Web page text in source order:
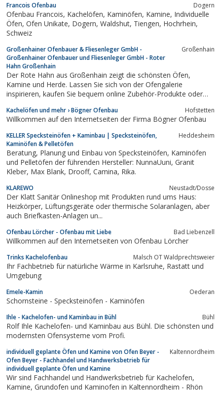
wird gewährleistet.
Francois Ofenbau Dogern
Ofenbau Francois, Kachelöfen, Kaminöfen, Kamine, Individuelle
Öfen, Ofen Unikate, Dogern, Waldshut, Tiengen, Hochrhein,
Schweiz
Großenhainer Ofenbauer & Fliesenleger GmbH -
Großenhainer Ofenbauer und Fliesenleger GmbH - Roter
Hahn Großenhain
Großenhain
Der Rote Hahn aus Großenhain zeigt die schönsten Öfen,
Kamine und Herde. Lassen Sie sich von der Ofengalerie
inspirieren, kaufen Sie bequem online Zubehör-Produkte oder
der Firma Großenhainer Ofenbauer & Fliesenleger GmbH aus
01558 Großenhain. Wir zeigen die...
Kachelöfen und mehr › Bögner Ofenbau Hofstetten
Willkommen auf den Internetseiten der Firma Bögner Ofenbau
KELLER Specksteinöfen + Kaminbau | Specksteinöfen,
Kaminöfen & Pelletöfen
Heddesheim
Beratung, Planung und Einbau von Specksteinöfen, Kaminöfen
und Pelletöfen der führenden Hersteller: NunnaUuni, Granit
Kleber, Max Blank, Drooff, Camina, Rika.
KLAREWO Neustadt/Dosse
Der Klatt Sanitär Onlineshop mit Produkten rund ums Haus:
Heizkörper, Lüftungsgeräte oder thermische Solaranlagen, aber
auch Briefkasten-Anlagen un...
Ofenbau Lörcher - Ofenbau mit Liebe Bad Liebenzell
Willkommen auf den Internetseiten von Ofenbau Lörcher
Trinks Kachelofenbau Malsch OT Waldprechtsweier
Ihr Fachbetrieb für natürliche Wärme in Karlsruhe, Rastatt und
Umgebung
Emele-Kamin Oederan
Schornsteine - Specksteinöfen - Kaminöfen
Ihle - Kachelofen- und Kaminbau in Bühl Bühl
Rolf Ihle Kachelofen- und Kaminbau aus Bühl. Die schönsten und
modernsten Ofensysteme vom Profi.
individuell geplante Öfen und Kamine von Ofen Beyer -
Ofen Beyer - Fachhandel und Handwerksbetrieb für
individuell geplante Öfen und Kamine
Kaltennordheim
Wir sind Fachhandel und Handwerksbetrieb für Kachelofen,
Kamine, Grundofen und Kaminofen in Kaltennordheim - Rhön